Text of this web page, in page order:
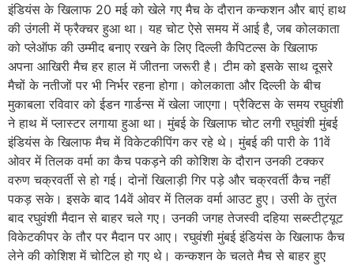
इंडियंस के खिलाफ 20 मई को खेले गए मैच के दौरान कन्कशन और बाएं हाथ
की उंगली में फ्रैक्चर हुआ था। यह चोट ऐसे समय में आई है, जब कोलकाता
को प्लेऑफ की उम्मीद बनाए रखने के लिए दिल्ली कैपिटल्स के खिलाफ
अपना आखिरी मैच हर हाल में जीतना जरूरी है। टीम को इसके साथ दूसरे
मैचों के नतीजों पर भी निर्भर रहना होगा। कोलकाता और दिल्ली के बीच
मुकाबला रविवार को ईडन गार्डन्स में खेला जाएगा। प्रैक्टिस के समय रघुवंशी
ने हाथ में प्लास्टर लगाया हुआ था। मुंबई के खिलाफ चोट लगी रघुवंशी मुंबई
इंडियंस के खिलाफ मैच में विकेटकीपिंग कर रहे थे। मुंबई की पारी के 11वें
ओवर में तिलक वर्मा का कैच पकड़ने की कोशिश के दौरान उनकी टक्कर
वरुण चक्रवर्ती से हो गई। दोनों खिलाड़ी गिर पड़े और चक्रवर्ती कैच नहीं
पकड़ सके। इसके बाद 14वें ओवर में तिलक वर्मा आउट हुए। उसी के तुरंत
बाद रघुवंशी मैदान से बाहर चले गए। उनकी जगह तेजस्वी दहिया सब्स्टीट्यूट
विकेटकीपर के तौर पर मैदान पर आए। रघुवंशी मुंबई इंडियंस के खिलाफ कैच
लेने की कोशिश में चोटिल हो गए थे। कन्कशन के चलते मैच से बाहर हुए